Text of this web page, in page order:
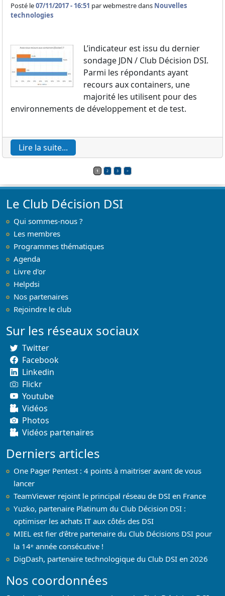
Posté le07/11/2017 - 16:51 parwebmestre dans Nouvelles
technologies
L’indicateur est issu du dernier
sondage JDN / Club Décision DSI.
Parmi les répondants ayant
recours aux containers, une
majorité les utilisent pour des
environnements de développement et de test.
Lire la suite...
1 2 3 >
Le Club Décision DSI
Qui sommes-nous ?
Les membres
Programmes thématiques
Agenda
Livre d'or
Helpdsi
Nos partenaires
Rejoindre le club
Sur les réseaux sociaux
Twitter
Facebook
Linkedin
Flickr
Youtube
Vidéos
Photos
Vidéos partenaires
Derniers articles
One Pager Pentest : 4 points à maitriser avant de vous
lancer
TeamViewer rejoint le principal réseau de DSI en France
Yuzko, partenaire Platinum du Club Décision DSI :
optimiser les achats IT aux côtés des DSI
MIEL est fier d’être partenaire du Club Décisions DSI pour
la 14ᵉ année consécutive !
DigDash, partenaire technologique du Club DSI en 2026
Nos coordonnées